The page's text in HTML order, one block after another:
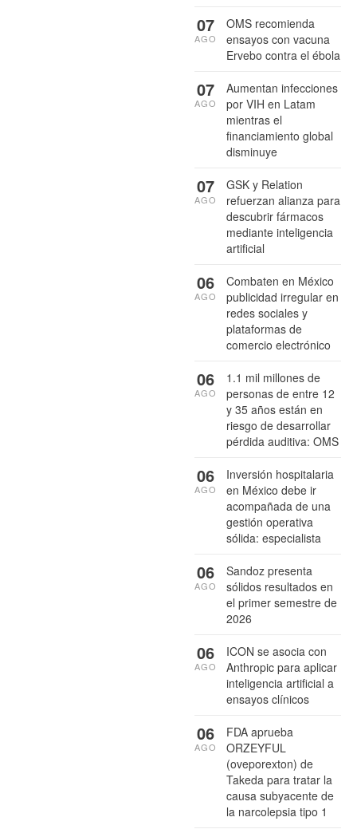
OMS recomienda
ensayos con vacuna
Ervebo contra el ébola
07
AGO
Aumentan infecciones
por VIH en Latam
mientras el
financiamiento global
disminuye
07
AGO
GSK y Relation
refuerzan alianza para
descubrir fármacos
mediante inteligencia
artificial
07
AGO
Combaten en México
publicidad irregular en
redes sociales y
plataformas de
comercio electrónico
06
AGO
1.1 mil millones de
personas de entre 12
y 35 años están en
riesgo de desarrollar
pérdida auditiva: OMS
06
AGO
Inversión hospitalaria
en México debe ir
acompañada de una
gestión operativa
sólida: especialista
06
AGO
Sandoz presenta
sólidos resultados en
el primer semestre de
2026
06
AGO
ICON se asocia con
Anthropic para aplicar
inteligencia artificial a
ensayos clínicos
06
AGO
FDA aprueba
ORZEYFUL
(oveporexton) de
Takeda para tratar la
causa subyacente de
la narcolepsia tipo 1
06
AGO